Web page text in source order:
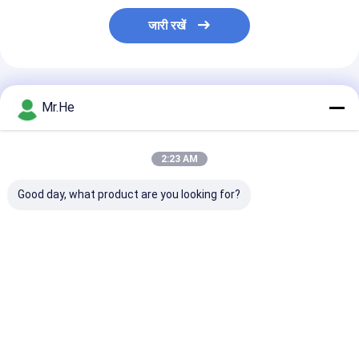
जारी रखें
अनुशंसित उत्पाद
Mr.He
2:23 AM
Good day, what product are you looking for?